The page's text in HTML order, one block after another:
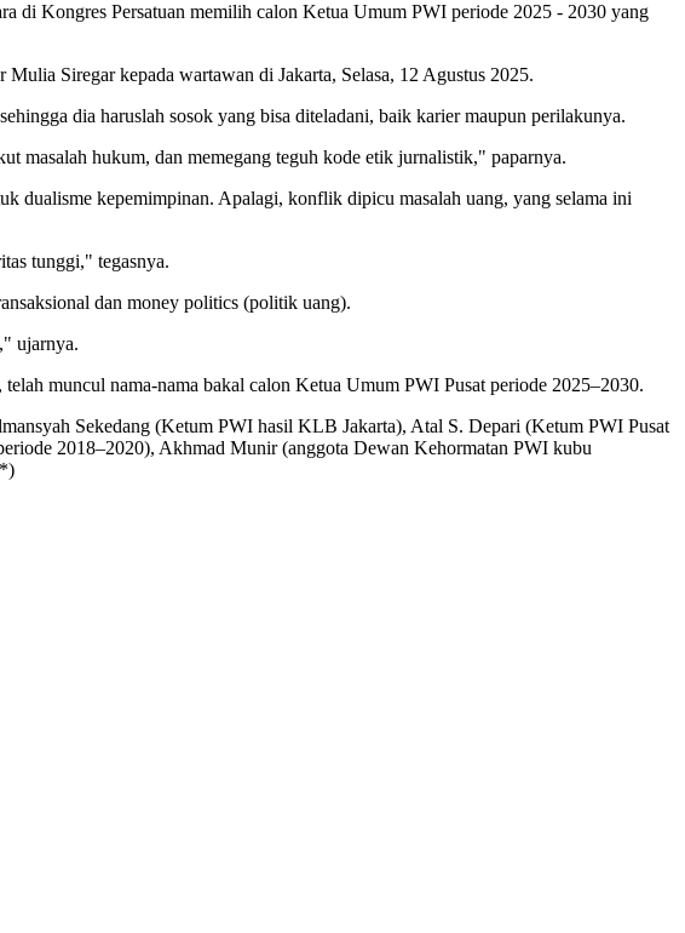
di Kongres Persatuan memilih calon Ketua Umum PWI periode 2025 - 2030 yang
Siregar kepada wartawan di Jakarta, Selasa, 12 Agustus 2025.
dia haruslah sosok yang bisa diteladani, baik karier maupun perilakunya.
masalah hukum, dan memegang teguh kode etik jurnalistik," paparnya.
dualisme kepemimpinan. Apalagi, konflik dipicu masalah uang, yang selama ini
tunggi," tegasnya.
dan money politics (politik uang).
ujarnya.
muncul nama-nama bakal calon Ketua Umum PWI Pusat periode 2025–2030.
Sekedang (Ketum PWI hasil KLB Jakarta), Atal S. Depari (Ketum PWI Pusat
2018–2020), Akhmad Munir (anggota Dewan Kehormatan PWI kubu